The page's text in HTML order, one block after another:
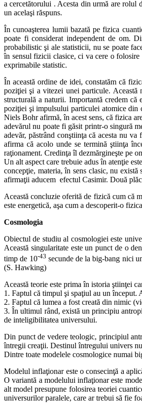
a cercetătorului . Acesta din urmă are rolul
un acelaşi răspuns.
În cunoaşterea lumii bazată pe fizica
poate fi considerat independent de om.
probabilistic şi ale statisticii, nu se poate
în sensul fizicii clasice, ci va cere o
exprimabile statistic.
În această ordine de idei, constatăm că
poziţiei şi a vitezei unei particule. Această
structurală a naturii. Importantă credem
poziţiei şi impulsului particulei atomice din
Niels Bohr afirmă, în acest sens, că fizica
adevărul nu poate fi găsit printr-o singură
adevăr, păstrând conştiinţa că acesta nu
afirma că acolo unde se termină ştiinţa
raţionament. Credinţa îl dezmărgineşte pe
Un alt aspect care trebuie adus în atenţie
concepţie, materia, în sens clasic, nu
afirmaţii aducem efectul Casimir. Două
Această concluzie oferită de fizică cum că
este energetică, aşa cum a descoperit-o
Cosmologia
Obiectul de studiu al cosmologiei este
Această singularitate este un punct de o
timp de 10-43 secunde de la big-bang nici
(S. Hawking)
Această teorie este prima în istoria ştiinţei
1. Faptul că timpul şi spaţiul au un început.
2. Faptul că lumea a fost creată din nimic
3. În ultimul rând, există un principiu
de inteligibilitatea universului.
Din punct de vedere teologic, principiul
întregii creaţii. Destinul întregului univers
Dintre toate modelele cosmologice numai
Modelul inflaţionar este o consecinţă a
O variantă a modelului inflaţionar este
alt model presupune folosirea teoriei
universurilor paralele, care ar trebui să fie